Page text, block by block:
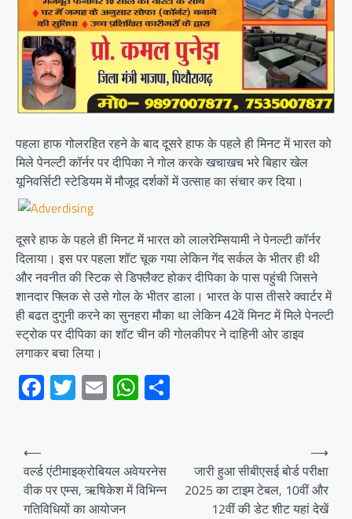
पहला हाफ गोलरहित रहने के बाद दूसरे हाफ के पहले ही मिनट में भारत को
मिले पेनल्टी कॉर्नर पर दीपिका ने गोल करके खचाखच भरे बिहार खेल
यूनिवर्सिटी स्टेडियम में मौजूद दर्शकों में उत्साह का संचार कर दिया।
दूसरे हाफ के पहले ही मिनट में भारत को लालरेम्सियामी ने पेनल्टी कॉर्नर
दिलाया। इस पर पहला शॉट चूक गया लेकिन गेंद सर्कल के भीतर ही थी
और नवनीत की स्टिक से डिफ्लैक्ट होकर दीपिका के पास पहुंची जिसने
शानदार फ्लिक से उसे गोल के भीतर डाला। भारत के पास तीसरे क्वार्टर में
ही बढत दुगुनी करने का सुनहरा मौका था लेकिन 42वें मिनट में मिले पेनल्टी
स्ट्रोक पर दीपिका का शॉट चीन की गोलकीपर ने दाहिनी ओर डाइव
लगाकर बचा लिया।
Facebook
Twitter
EmailWhatsApp
Post
navigation
⟵
वर्ल्ड एंटीमाइक्रोबियल अवेयरनेस
वीक पर एम्स, ऋषिकेश में विभिन्न
गतिविधियों का आयोजन
जारी हुआ सीबीएसई बोर्ड परीक्षा
2025 का टाइम टेबल, 10वीं और
12वीं की डेट शीट यहां देखें
⟶